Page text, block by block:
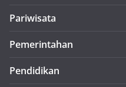
Pariwisata
Pemerintahan
Pendidikan